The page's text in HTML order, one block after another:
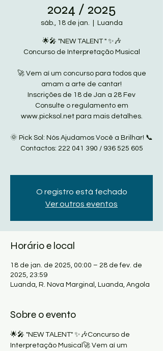
2024 / 2025
sáb., 18 de jan. Luanda
🌟🎤 "NEW TALENT " ✨🎶
Concurso de Interpretação Musical
🚀 Vem aí um concurso para todos que
amam a arte de cantar!
Inscrições de 18 de Jan a 28 Fev
Consulte o regulamento em
www.picksol.net para mais detalhes.
🌞 Pick Sol: Nós Ajudamos Você a Brilhar! 📞
Contactos: 222 041 390 / 936 525 605
O registro está fechado
Ver outros eventos
Horário e local
18 de jan. de 2025, 00:00 – 28 de fev. de
2025, 23:59
Luanda, R. Nova Marginal, Luanda, Angola
Sobre o evento
🌟🎤 "NEW TALENT" ✨🎶Concurso de
Interpretação Musical🚀 Vem aí um